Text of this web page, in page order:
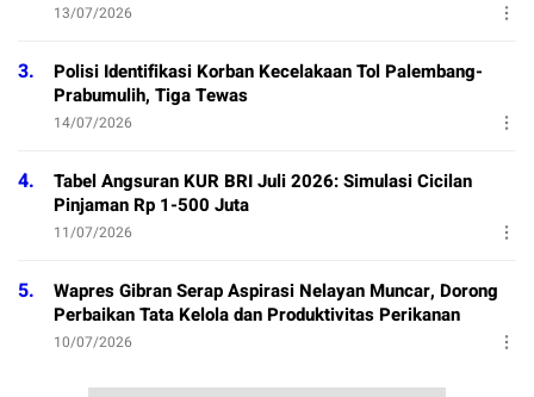
13/07/2026
3.
Polisi Identifikasi Korban Kecelakaan Tol Palembang-
Prabumulih, Tiga Tewas
14/07/2026
4.
Tabel Angsuran KUR BRI Juli 2026: Simulasi Cicilan
Pinjaman Rp 1-500 Juta
11/07/2026
5.
Wapres Gibran Serap Aspirasi Nelayan Muncar, Dorong
Perbaikan Tata Kelola dan Produktivitas Perikanan
10/07/2026